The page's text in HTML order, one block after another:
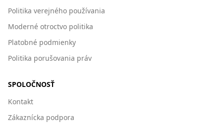
Politika verejného používania
Moderné otroctvo politika
Platobné podmienky
Politika porušovania práv
SPOLOČNOSŤ
Kontakt
Zákaznícka podpora